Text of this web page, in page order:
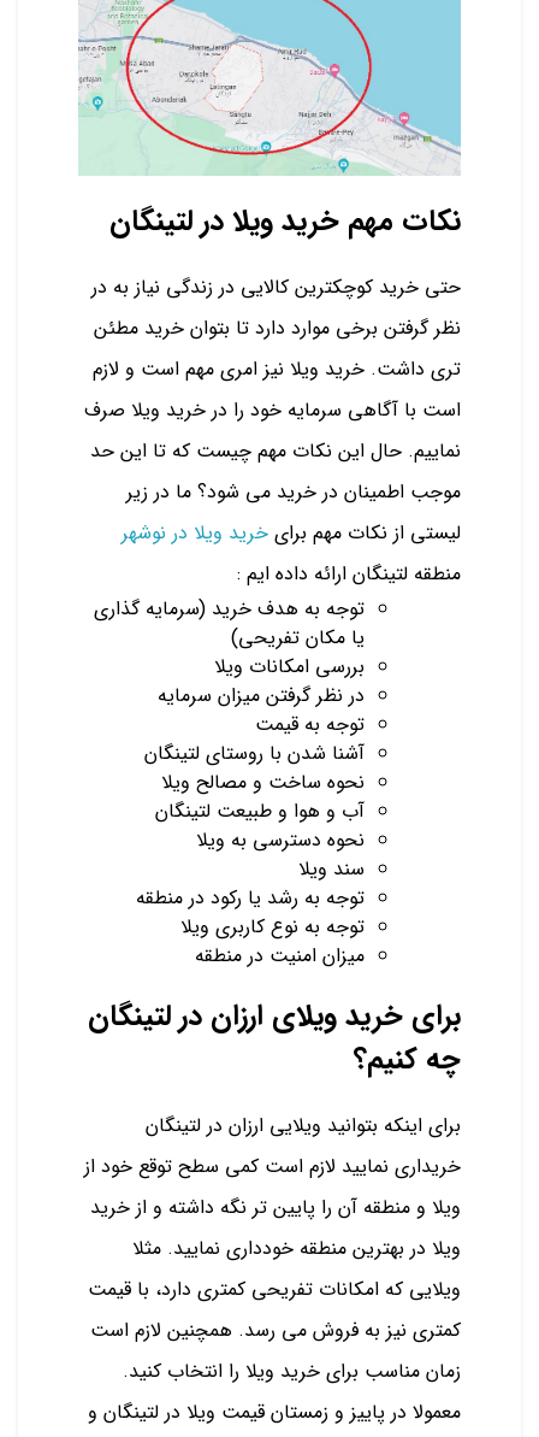
نکات مهم خرید ویلا در لتینگان
حتی خرید کوچکترین کالایی در زندگی نیاز به در
نظر گرفتن برخی موارد دارد تا بتوان خرید مطئن
تری داشت. خرید ویلا نیز امری مهم است و لازم
است با آگاهی سرمایه خود را در خرید ویلا صرف
نماییم. حال این نکات مهم چیست که تا این حد
موجب اطمینان در خرید می شود؟ ما در زیر
لیستی از نکات مهم برای خرید ویلا در نوشهر
منطقه لتینگان ارائه داده ایم :
توجه به هدف خرید (سرمایه گذاری
یا مکان تفریحی)
بررسی امکانات ویلا
در نظر گرفتن میزان سرمایه
توجه به قیمت
آشنا شدن با روستای لتینگان
نحوه ساخت و مصالح ویلا
آب و هوا و طبیعت لتینگان
نحوه دسترسی به ویلا
سند ویلا
توجه به رشد یا رکود در منطقه
توجه به نوع کاربری ویلا
میزان امنیت در منطقه
برای خرید ویلای ارزان در لتینگان
چه کنیم؟
برای اینکه بتوانید ویلایی ارزان در لتینگان
خریداری نمایید لازم است کمی سطح توقع خود از
ویلا و منطقه آن را پایین تر نگه داشته و از خرید
ویلا در بهترین منطقه خودداری نمایید. مثلا
ویلایی که امکانات تفریحی کمتری دارد، با قیمت
کمتری نیز به فروش می رسد. همچنین لازم است
زمان مناسب برای خرید ویلا را انتخاب کنید.
معمولا در پاییز و زمستان قیمت ویلا در لتینگان و